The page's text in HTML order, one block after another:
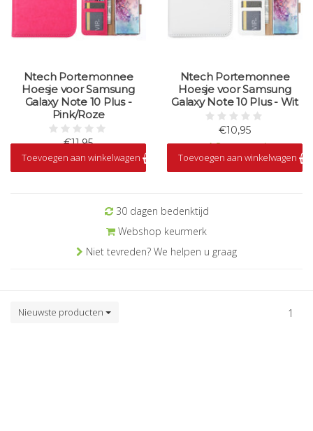
Ntech Portemonnee
Hoesje voor Samsung
Galaxy Note 10 Plus -
Pink/Roze
€11,95
Op voorraad
Toevoegen aan winkelwagen
Ntech Portemonnee
Hoesje voor Samsung
Galaxy Note 10 Plus - Wit
€10,95
Op voorraad
Toevoegen aan winkelwagen
30 dagen bedenktijd
Webshop keurmerk
Niet tevreden? We helpen u graag
Nieuwste producten 1